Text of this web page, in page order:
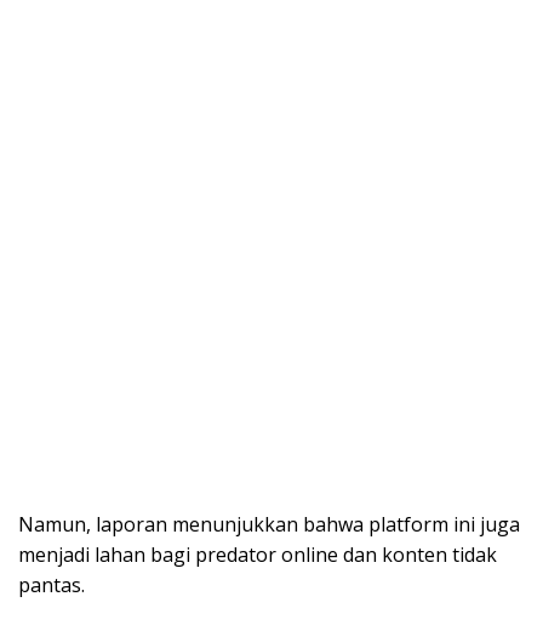
Namun, laporan menunjukkan bahwa platform ini juga
menjadi lahan bagi predator online dan konten tidak
pantas.